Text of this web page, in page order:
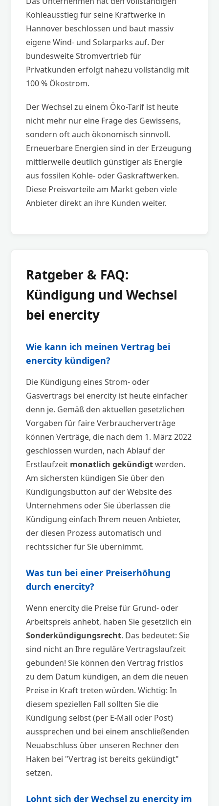
Kohleausstieg für seine Kraftwerke in
Hannover beschlossen und baut massiv
eigene Wind- und Solarparks auf. Der
bundesweite Stromvertrieb für
Privatkunden erfolgt nahezu vollständig mit
100 % Ökostrom.
Der Wechsel zu einem Öko-Tarif ist heute
nicht mehr nur eine Frage des Gewissens,
sondern oft auch ökonomisch sinnvoll.
Erneuerbare Energien sind in der Erzeugung
mittlerweile deutlich günstiger als Energie
aus fossilen Kohle- oder Gaskraftwerken.
Diese Preisvorteile am Markt geben viele
Anbieter direkt an ihre Kunden weiter.
Ratgeber & FAQ:
Kündigung und Wechsel
bei enercity
Wie kann ich meinen Vertrag bei
enercity kündigen?
Die Kündigung eines Strom- oder
Gasvertrags bei enercity ist heute einfacher
denn je. Gemäß den aktuellen gesetzlichen
Vorgaben für faire Verbraucherverträge
können Verträge, die nach dem 1. März 2022
geschlossen wurden, nach Ablauf der
Erstlaufzeit monatlich gekündigtwerden.
Am sichersten kündigen Sie über den
Kündigungsbutton auf der Website des
Unternehmens oder Sie überlassen die
Kündigung einfach Ihrem neuen Anbieter,
der diesen Prozess automatisch und
rechtssicher für Sie übernimmt.
Was tun bei einer Preiserhöhung
durch enercity?
Wenn enercity die Preise für Grund- oder
Arbeitspreis anhebt, haben Sie gesetzlich ein
Sonderkündigungsrecht. Das bedeutet: Sie
sind nicht an Ihre reguläre Vertragslaufzeit
gebunden! Sie können den Vertrag fristlos
zu dem Datum kündigen, an dem die neuen
Preise in Kraft treten würden. Wichtig: In
diesem speziellen Fall sollten Sie die
Kündigung selbst (per E-Mail oder Post)
aussprechen und bei einem anschließenden
Neuabschluss über unseren Rechner den
Haken bei "Vertrag ist bereits gekündigt"
setzen.
Lohnt sich der Wechsel zu enercity im